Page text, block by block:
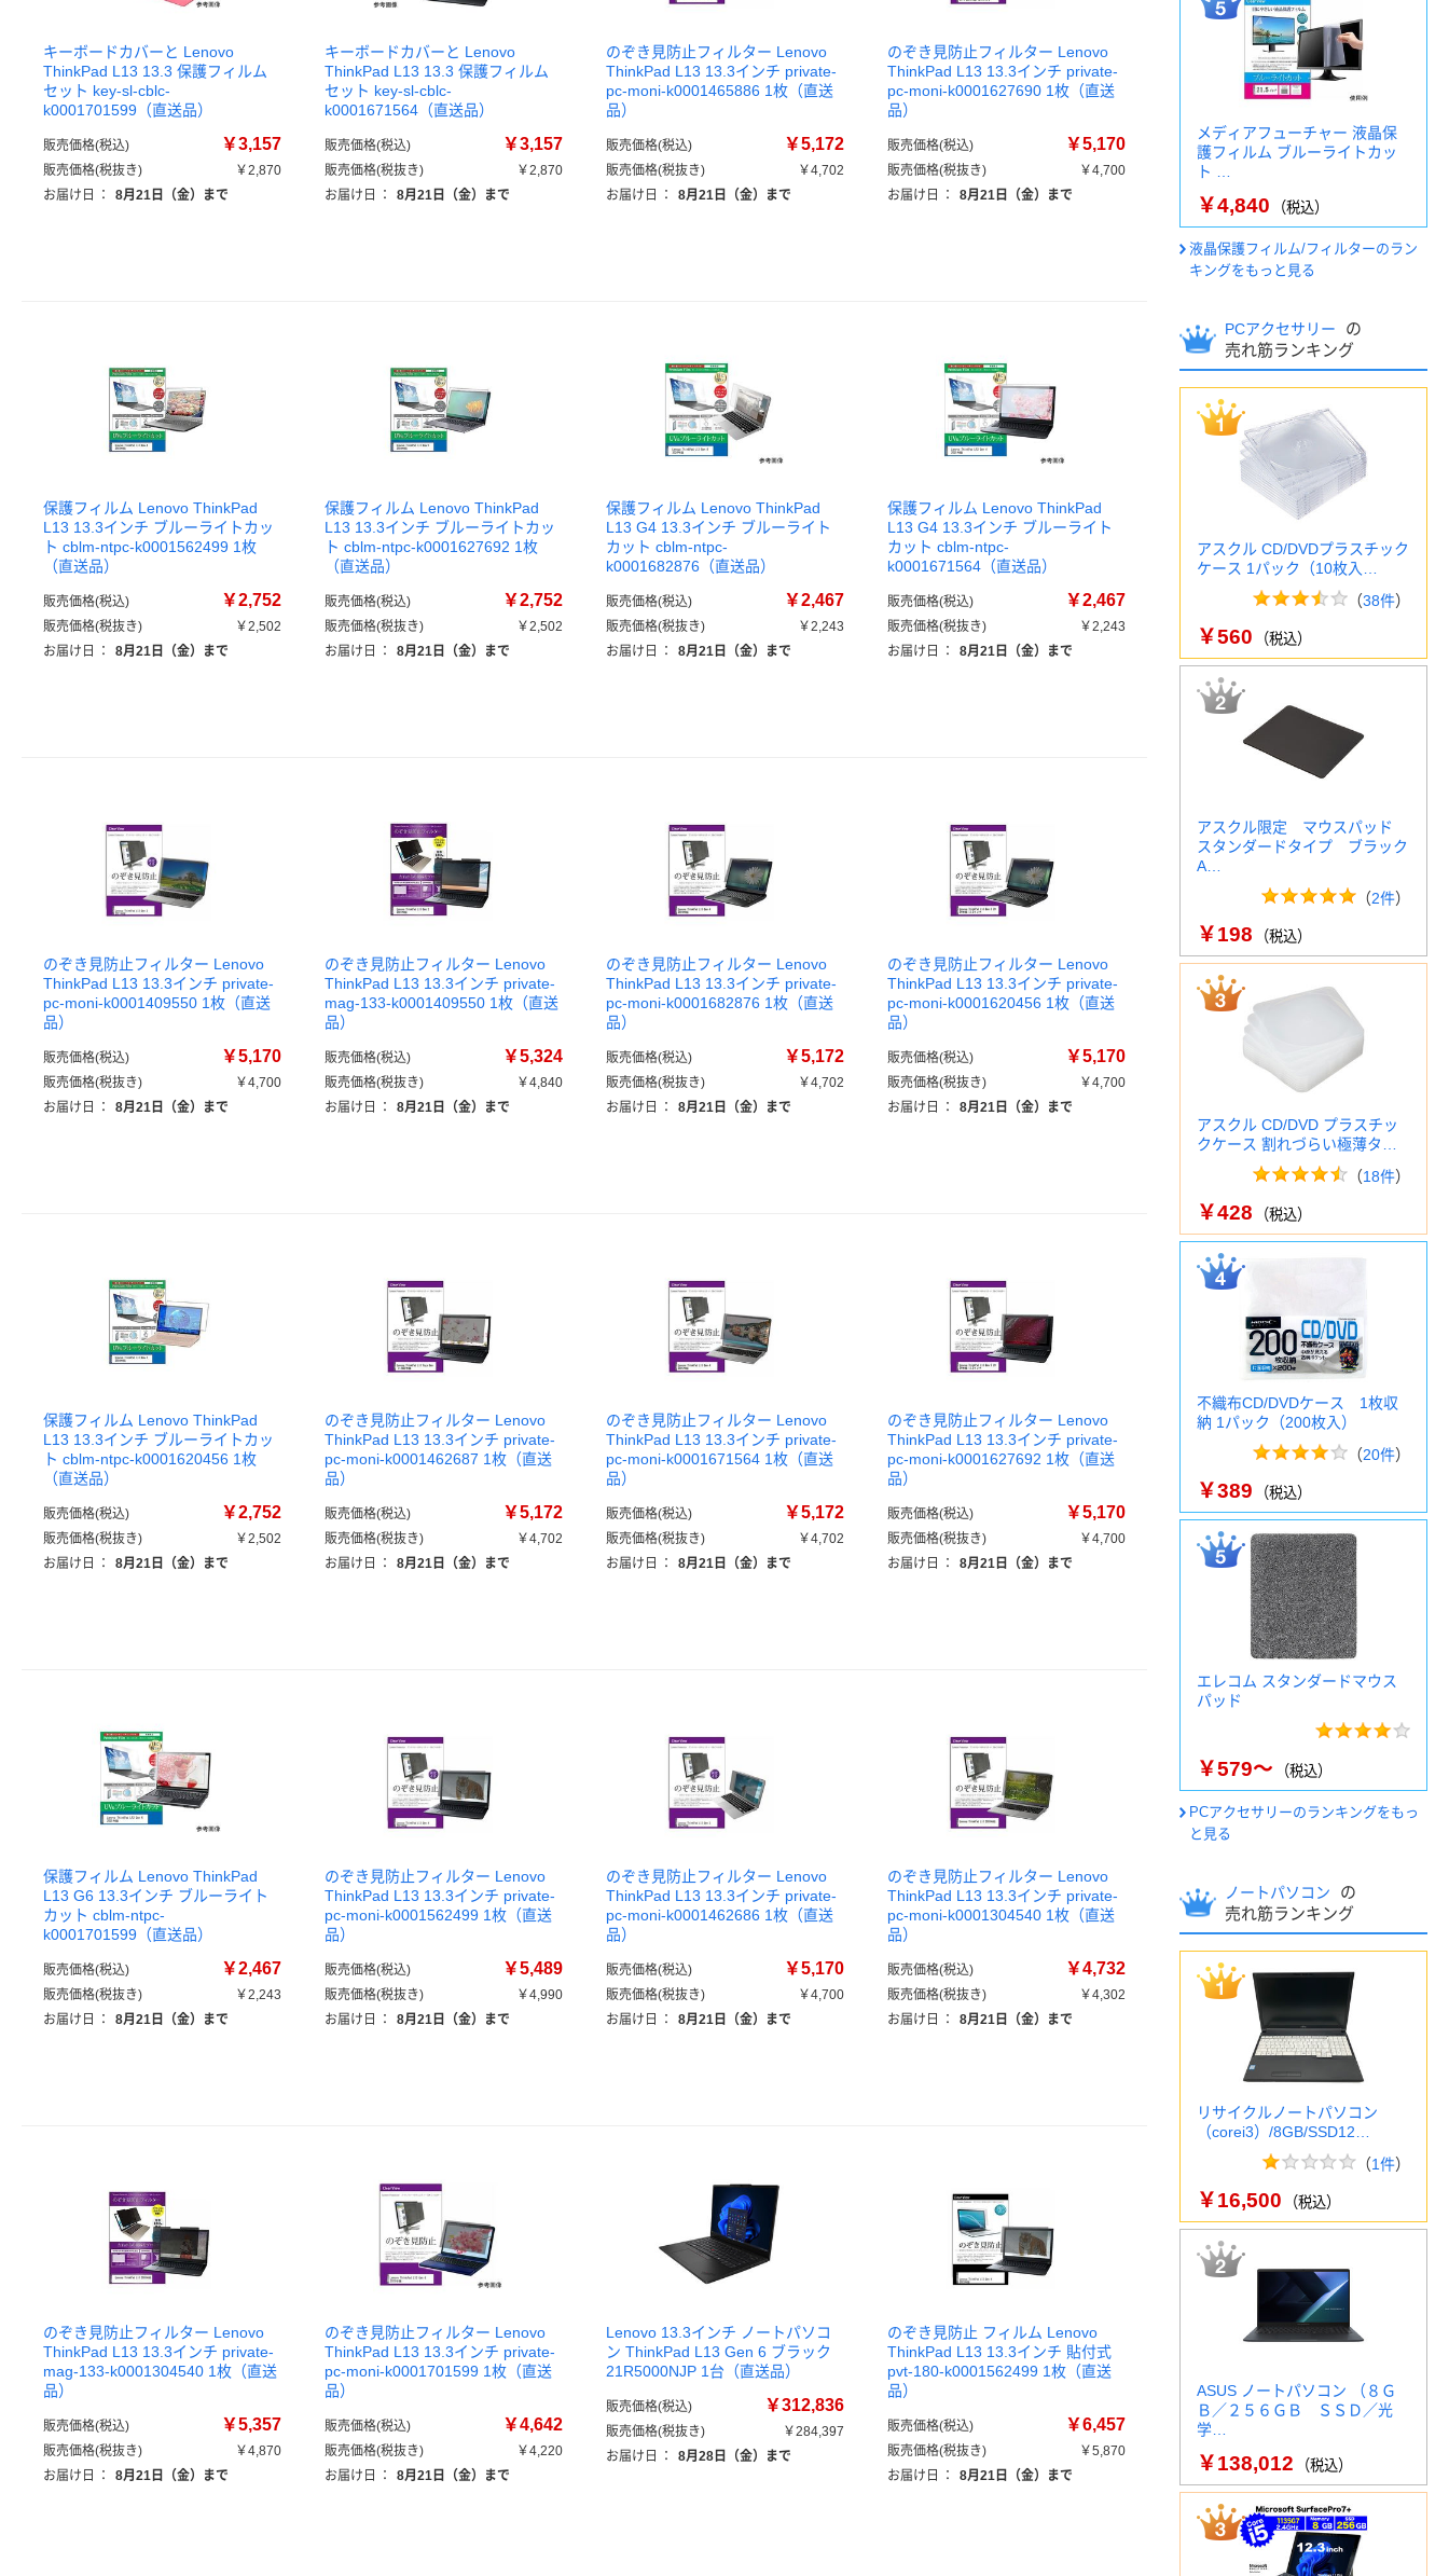
キーボードカバーと Lenovo
ThinkPad L13 13.3 保護フィルム
セット key-sl-cblc-
k0001701599（直送品）
販売価格(税込) ￥3,157
販売価格(税抜き)
￥2,870
お届け日
： 8月21日（金）まで
キーボードカバーと Lenovo
ThinkPad L13 13.3 保護フィルム
セット key-sl-cblc-
k0001671564（直送品）
販売価格(税込) ￥3,157
販売価格(税抜き)
￥2,870
お届け日
： 8月21日（金）まで
のぞき見防止フィルター Lenovo
ThinkPad L13 13.3インチ private-
pc-moni-k0001465886 1枚（直送
品）
販売価格(税込) ￥5,172
販売価格(税抜き)
￥4,702
お届け日
： 8月21日（金）まで
のぞき見防止フィルター Lenovo
ThinkPad L13 13.3インチ private-
pc-moni-k0001627690 1枚（直送
品）
販売価格(税込) ￥5,170
販売価格(税抜き)
￥4,700
お届け日
： 8月21日（金）まで
保護フィルム Lenovo ThinkPad
L13 13.3インチ ブルーライトカッ
ト cblm-ntpc-k0001562499 1枚
（直送品）
販売価格(税込) ￥2,752
販売価格(税抜き)
￥2,502
お届け日
： 8月21日（金）まで
保護フィルム Lenovo ThinkPad
L13 13.3インチ ブルーライトカッ
ト cblm-ntpc-k0001627692 1枚
（直送品）
販売価格(税込) ￥2,752
販売価格(税抜き)
￥2,502
お届け日
： 8月21日（金）まで
保護フィルム Lenovo ThinkPad
L13 G4 13.3インチ ブルーライト
カット cblm-ntpc-
k0001682876（直送品）
販売価格(税込) ￥2,467
販売価格(税抜き)
￥2,243
お届け日
： 8月21日（金）まで
保護フィルム Lenovo ThinkPad
L13 G4 13.3インチ ブルーライト
カット cblm-ntpc-
k0001671564（直送品）
販売価格(税込) ￥2,467
販売価格(税抜き)
￥2,243
お届け日
： 8月21日（金）まで
のぞき見防止フィルター Lenovo
ThinkPad L13 13.3インチ private-
pc-moni-k0001409550 1枚（直送
品）
販売価格(税込) ￥5,170
販売価格(税抜き)
￥4,700
お届け日
： 8月21日（金）まで
のぞき見防止フィルター Lenovo
ThinkPad L13 13.3インチ private-
mag-133-k0001409550 1枚（直送
品）
販売価格(税込) ￥5,324
販売価格(税抜き)
￥4,840
お届け日
： 8月21日（金）まで
のぞき見防止フィルター Lenovo
ThinkPad L13 13.3インチ private-
pc-moni-k0001682876 1枚（直送
品）
販売価格(税込) ￥5,172
販売価格(税抜き)
￥4,702
お届け日
： 8月21日（金）まで
のぞき見防止フィルター Lenovo
ThinkPad L13 13.3インチ private-
pc-moni-k0001620456 1枚（直送
品）
販売価格(税込) ￥5,170
販売価格(税抜き)
￥4,700
お届け日
： 8月21日（金）まで
保護フィルム Lenovo ThinkPad
L13 13.3インチ ブルーライトカッ
ト cblm-ntpc-k0001620456 1枚
（直送品）
販売価格(税込) ￥2,752
販売価格(税抜き)
￥2,502
お届け日
： 8月21日（金）まで
のぞき見防止フィルター Lenovo
ThinkPad L13 13.3インチ private-
pc-moni-k0001462687 1枚（直送
品）
販売価格(税込) ￥5,172
販売価格(税抜き)
￥4,702
お届け日
： 8月21日（金）まで
のぞき見防止フィルター Lenovo
ThinkPad L13 13.3インチ private-
pc-moni-k0001671564 1枚（直送
品）
販売価格(税込) ￥5,172
販売価格(税抜き)
￥4,702
お届け日
： 8月21日（金）まで
のぞき見防止フィルター Lenovo
ThinkPad L13 13.3インチ private-
pc-moni-k0001627692 1枚（直送
品）
販売価格(税込) ￥5,170
販売価格(税抜き)
￥4,700
お届け日
： 8月21日（金）まで
保護フィルム Lenovo ThinkPad
L13 G6 13.3インチ ブルーライト
カット cblm-ntpc-
k0001701599（直送品）
販売価格(税込) ￥2,467
販売価格(税抜き)
￥2,243
お届け日
： 8月21日（金）まで
のぞき見防止フィルター Lenovo
ThinkPad L13 13.3インチ private-
pc-moni-k0001562499 1枚（直送
品）
販売価格(税込) ￥5,489
販売価格(税抜き)
￥4,990
お届け日
： 8月21日（金）まで
のぞき見防止フィルター Lenovo
ThinkPad L13 13.3インチ private-
pc-moni-k0001462686 1枚（直送
品）
販売価格(税込) ￥5,170
販売価格(税抜き)
￥4,700
お届け日
： 8月21日（金）まで
のぞき見防止フィルター Lenovo
ThinkPad L13 13.3インチ private-
pc-moni-k0001304540 1枚（直送
品）
販売価格(税込) ￥4,732
販売価格(税抜き)
￥4,302
お届け日
： 8月21日（金）まで
のぞき見防止フィルター Lenovo
ThinkPad L13 13.3インチ private-
mag-133-k0001304540 1枚（直送
品）
販売価格(税込) ￥5,357
販売価格(税抜き)
￥4,870
お届け日
： 8月21日（金）まで
のぞき見防止フィルター Lenovo
ThinkPad L13 13.3インチ private-
pc-moni-k0001701599 1枚（直送
品）
販売価格(税込) ￥4,642
販売価格(税抜き)
￥4,220
お届け日
： 8月21日（金）まで
Lenovo 13.3インチ ノートパソコ
ン ThinkPad L13 Gen 6 ブラック
21R5000NJP 1台（直送品）
販売価格(税込) ￥312,836
販売価格(税抜き)
￥284,397
お届け日
： 8月28日（金）まで
のぞき見防止 フィルム Lenovo
ThinkPad L13 13.3インチ 貼付式
pvt-180-k0001562499 1枚（直送
品）
販売価格(税込) ￥6,457
販売価格(税抜き)
￥5,870
お届け日
： 8月21日（金）まで
メディアフューチャー 液晶保
護フィルム ブルーライトカッ
ト …
￥4,840 （税込）
液晶保護フィルム/フィルターのラン
キングをもっと見る
PCアクセサリー
の
売れ筋ランキング
アスクル CD/DVDプラスチック
ケース 1パック（10枚入…
（38件）
￥560 （税込）
アスクル限定 マウスパッド
スタンダードタイプ ブラック
A…
（2件）
￥198 （税込）
アスクル CD/DVD プラスチッ
クケース 割れづらい極薄タ…
（18件）
￥428 （税込）
不織布CD/DVDケース 1枚収
納 1パック（200枚入）
（20件）
￥389 （税込）
エレコム スタンダードマウス
パッド
￥579～ （税込）
PCアクセサリーのランキングをもっ
と見る
ノートパソコン
の
売れ筋ランキング
リサイクルノートパソコン
（corei3）/8GB/SSD12…
（1件）
￥16,500 （税込）
ASUS ノートパソコン （８Ｇ
Ｂ／２５６ＧＢ ＳＳＤ／光
学…
￥138,012 （税込）